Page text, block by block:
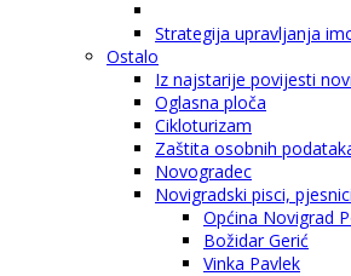
Strategija upravljanja
Ostalo
Iz najstarije povijesti
Oglasna ploča
Cikloturizam
Zaštita osobnih
Novogradec
Novigradski pisci,
Općina Novigrad
Božidar Gerić
Vinka Pavlek